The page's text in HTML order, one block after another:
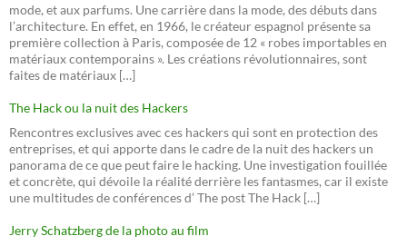
mode, et aux parfums. Une carrière dans la mode, des débuts dans
l’architecture. En effet, en 1966, le créateur espagnol présente sa
première collection à Paris, composée de 12 « robes importables en
matériaux contemporains ». Les créations révolutionnaires, sont
faites de matériaux […]
The Hack ou la nuit des Hackers
Rencontres exclusives avec ces hackers qui sont en protection des
entreprises, et qui apporte dans le cadre de la nuit des hackers un
panorama de ce que peut faire le hacking. Une investigation fouillée
et concrète, qui dévoile la réalité derrière les fantasmes, car il existe
une multitudes de conférences d’ The post The Hack […]
Jerry Schatzberg de la photo au film